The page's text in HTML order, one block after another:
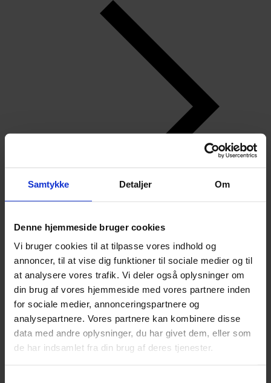
Samtykke Detaljer Om
Denne hjemmeside bruger cookies
Vi bruger cookies til at tilpasse vores indhold og
annoncer, til at vise dig funktioner til sociale medier og til
at analysere vores trafik. Vi deler også oplysninger om
din brug af vores hjemmeside med vores partnere inden
for sociale medier, annonceringspartnere og
analysepartnere. Vores partnere kan kombinere disse
data med andre oplysninger, du har givet dem, eller som
de har indsamlet fra din brug af deres tjenester.